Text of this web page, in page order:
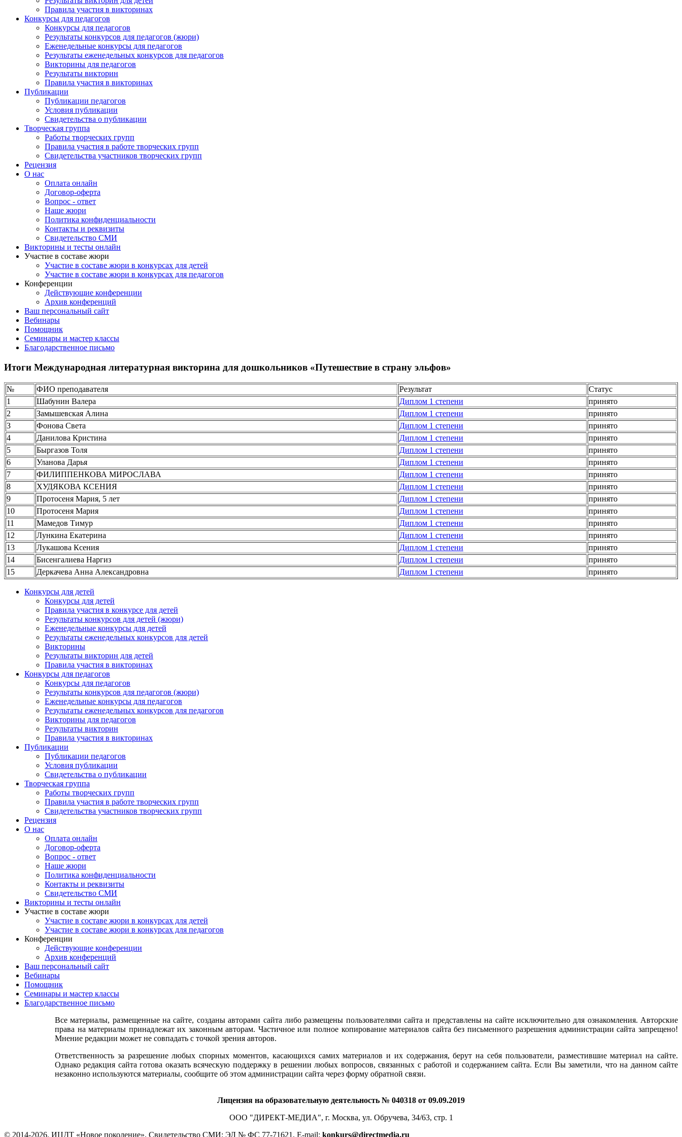
Правила участия в викторинах
Конкурсы для педагогов
Конкурсы для педагогов
Результаты конкурсов для педагогов (жюри)
Еженедельные конкурсы для педагогов
Результаты еженедельных конкурсов для педагогов
Викторины для педагогов
Результаты викторин
Правила участия в викторинах
Публикации
Публикации педагогов
Условия публикации
Свидетельства о публикации
Творческая группа
Работы творческих групп
Правила участия в работе творческих групп
Свидетельства участников творческих групп
Рецензия
О нас
Оплата онлайн
Договор-оферта
Вопрос - ответ
Наше жюри
Политика конфиденциальности
Контакты и реквизиты
Свидетельство СМИ
Викторины и тесты онлайн
Участие в составе жюри
Участие в составе жюри в конкурсах для детей
Участие в составе жюри в конкурсах для педагогов
Конференции
Действующие конференции
Архив конференций
Ваш персональный сайт
Вебинары
Помощник
Семинары и мастер классы
Благодарственное письмо
Итоги Международная литературная викторина для дошкольников «Путешествие в страну эльфов»
№ ФИО преподавателя Результат
Статус
1
Шабунин Валера Диплом 1 степени
принято
2
Замышевская Алина Диплом 1 степени
принято
3
Фонова Света Диплом 1 степени
принято
4
Данилова Кристина Диплом 1 степени
принято
5
Быргазов Толя Диплом 1 степени
принято
6
Уланова Дарья Диплом 1 степени
принято
7
ФИЛИППЕНКОВА МИРОСЛАВА Диплом 1 степени
принято
8
ХУДЯКОВА КСЕНИЯ Диплом 1 степени
принято
9
Протосеня Мария, 5 лет Диплом 1 степени
принято
10
Протосеня Мария Диплом 1 степени
принято
11
Мамедов Тимур Диплом 1 степени
принято
12
Лункина Екатерина Диплом 1 степени
принято
13
Лукашова Ксения Диплом 1 степени
принято
14
Бисенгалиева Наргиз Диплом 1 степени
принято
15
Деркачева Анна Александровна Диплом 1 степени принято
Конкурсы для детей
Конкурсы для детей
Правила участия в конкурсе для детей
Результаты конкурсов для детей (жюри)
Еженедельные конкурсы для детей
Результаты еженедельных конкурсов для детей
Викторины
Результаты викторин для детей
Правила участия в викторинах
Конкурсы для педагогов
Конкурсы для педагогов
Результаты конкурсов для педагогов (жюри)
Еженедельные конкурсы для педагогов
Результаты еженедельных конкурсов для педагогов
Викторины для педагогов
Результаты викторин
Правила участия в викторинах
Публикации
Публикации педагогов
Условия публикации
Свидетельства о публикации
Творческая группа
Работы творческих групп
Правила участия в работе творческих групп
Свидетельства участников творческих групп
Рецензия
О нас
Оплата онлайн
Договор-оферта
Вопрос - ответ
Наше жюри
Политика конфиденциальности
Контакты и реквизиты
Свидетельство СМИ
Викторины и тесты онлайн
Участие в составе жюри
Участие в составе жюри в конкурсах для детей
Участие в составе жюри в конкурсах для педагогов
Конференции
Действующие конференции
Архив конференций
Ваш персональный сайт
Вебинары
Помощник
Семинары и мастер классы
Благодарственное письмо
Все материалы, размещенные на сайте, созданы авторами сайта либо размещены пользователями сайта и представлены на сайте исключительно для ознакомления. Авторские
права на материалы принадлежат их законным авторам. Частичное или полное копирование материалов сайта без письменного разрешения администрации сайта запрещено!
Мнение редакции может не совпадать с точкой зрения авторов.
Ответственность за разрешение любых спорных моментов, касающихся самих материалов и их содержания, берут на себя пользователи, разместившие материал на сайте.
Однако редакция сайта готова оказать всяческую поддержку в решении любых вопросов, связанных с работой и содержанием сайта. Если Вы заметили, что на данном сайте
незаконно используются материалы, сообщите об этом администрации сайта через форму обратной связи.
Лицензия на образовательную деятельность № 040318 от 09.09.2019
ООО "ДИРЕКТ-МЕДИА", г. Москва, ул. Обручева, 34/63, стр. 1
© 2014-2026. ИЦДТ «Новое поколение». Свидетельство СМИ: ЭЛ № ФС 77-71621, E-mail: konkurs@directmedia.ru